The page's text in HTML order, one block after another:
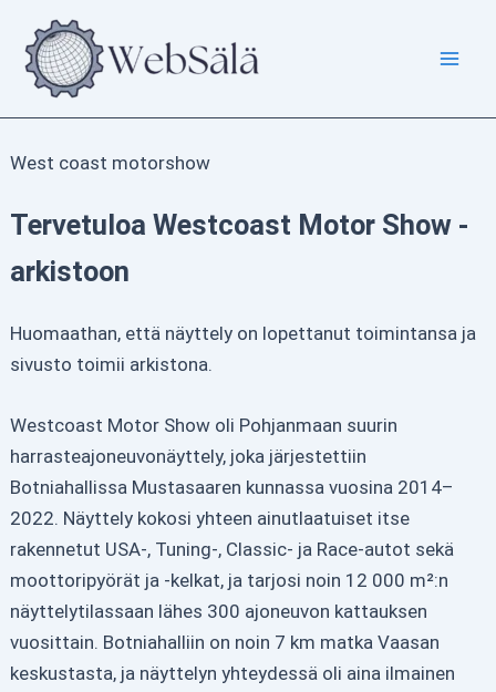
sisältöön
West coast motorshow
Tervetuloa Westcoast Motor Show ­-
arkistoon
Huomaathan, että näyttely on lopettanut toimintansa ja
sivusto toimii arkistona.
Westcoast Motor Show oli Pohjanmaan suurin
harrasteajoneuvonäyttely, joka järjestettiin
Botniahallissa Mustasaaren kunnassa vuosina 2014–
2022. Näyttely kokosi yhteen ainutlaatuiset itse
rakennetut USA-, Tuning-, Classic- ja Race-autot sekä
moottoripyörät ja -kelkat, ja tarjosi noin 12 000 m²:n
näyttelytilassaan lähes 300 ajoneuvon kattauksen
vuosittain. Botniahalliin on noin 7 km matka Vaasan
keskustasta, ja näyttelyn yhteydessä oli aina ilmainen